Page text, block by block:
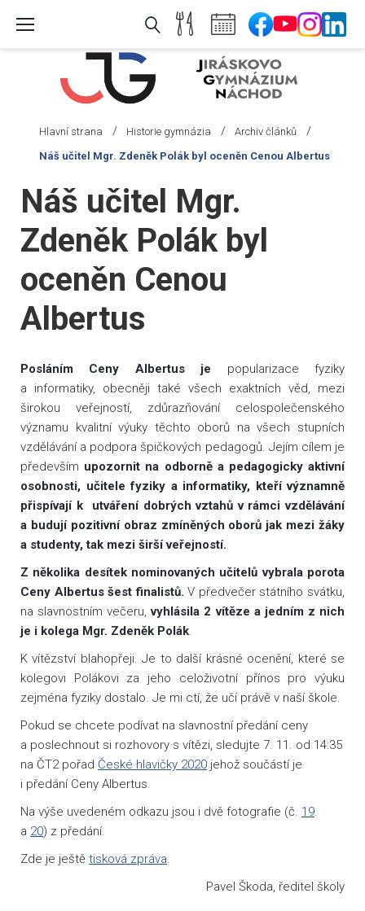
Hlavní strana / Historie gymnázia / Archiv článků /
Náš učitel Mgr. Zdeněk Polák byl oceněn Cenou Albertus
Náš učitel Mgr.
Zdeněk Polák byl
oceněn Cenou
Albertus
Posláním Ceny Albertus je popularizace fyziky
a informatiky, obecněji také všech exaktních věd, mezi
širokou veřejností, zdůrazňování celospolečenského
významu kvalitní výuky těchto oborů na všech stupních
vzdělávání a podpora špičkových pedagogů. Jejím cílem je
především upozornit na odborně a pedagogicky aktivní
osobnosti, učitele fyziky a informatiky, kteří významně
přispívají k utváření dobrých vztahů v rámci vzdělávání
a budují pozitivní obraz zmíněných oborů jak mezi žáky
a studenty, tak mezi širší veřejností.
Z několika desítek nominovaných učitelů vybrala porota
Ceny Albertus šest finalistů. V předvečer státního svátku,
na slavnostním večeru,vyhlásila 2 vítěze a jedním z nich
je i kolega Mgr. Zdeněk Polák.
K vítězství blahopřeji. Je to další krásné ocenění, které se
kolegovi Polákovi za jeho celoživotní přínos pro výuku
zejména fyziky dostalo. Je mi ctí, že učí právě v naší škole.
Pokud se chcete podívat na slavnostní předání ceny
a poslechnout si rozhovory s vítězi, sledujte 7. 11. od 14:35
na ČT2 pořad České hlavičky 2020 jehož součástí je
i předání Ceny Albertus.
Na výše uvedeném odkazu jsou i dvě fotografie (č. 19.
a 20) z předání.
Zde je ještě tisková zpráva.
Pavel Škoda, ředitel školy